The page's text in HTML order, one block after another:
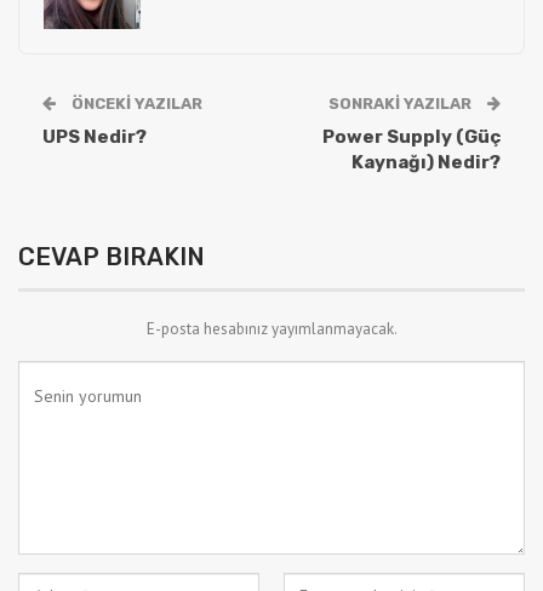
ÖNCEKI YAZILAR
UPS Nedir?
SONRAKI YAZILAR
Power Supply (Güç
Kaynağı) Nedir?
CEVAP BIRAKIN
E-posta hesabınız yayımlanmayacak.